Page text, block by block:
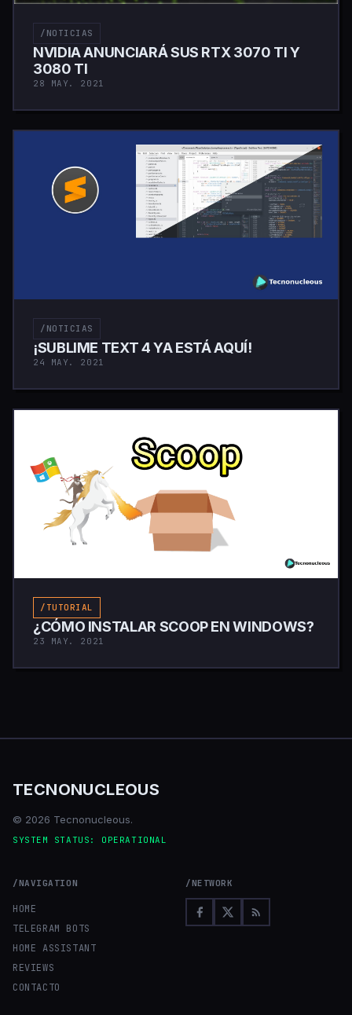
/NOTICIAS
NVIDIA ANUNCIARÁ SUS RTX 3070 TI Y
3080 TI
28 MAY. 2021
/NOTICIAS
¡SUBLIME TEXT 4 YA ESTÁ AQUÍ!
24 MAY. 2021
/TUTORIAL
¿CÓMO INSTALAR SCOOP EN WINDOWS?
23 MAY. 2021
TECNONUCLEOUS
© 2026 Tecnonucleous.
SYSTEM STATUS: OPERATIONAL
/NAVIGATION
HOME
TELEGRAM BOTS
HOME ASSISTANT
REVIEWS
CONTACTO
/NETWORK